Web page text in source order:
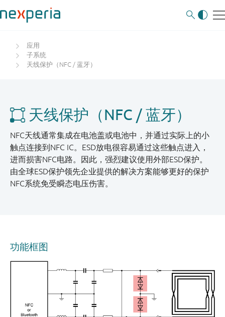
应用
子系统
天线保护（NFC / 蓝牙）
天线保护（NFC / 蓝牙）
NFC天线通常集成在电池盖或电池中，并通过实际上的小
触点连接到NFC IC。ESD放电很容易通过这些触点进入，
进而损害NFC电路。因此，强烈建议使用外部ESD保护。
由全球ESD保护领先企业提供的解决方案能够更好的保护
NFC系统免受瞬态电压伤害。
功能框图